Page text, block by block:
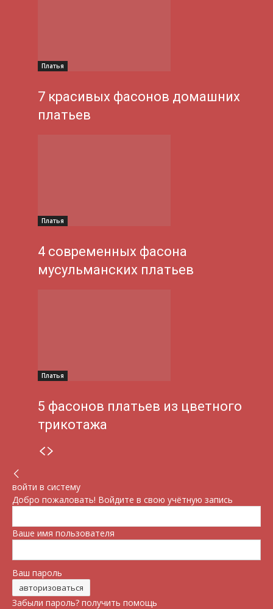
Платья
7 красивых фасонов домашних
платьев
Платья
4 современных фасона
мусульманских платьев
Платья
5 фасонов платьев из цветного
трикотажа
войти в систему
Добро пожаловать! Войдите в свою учётную запись
Ваше имя пользователя
Ваш пароль
Забыли пароль? получить помощь